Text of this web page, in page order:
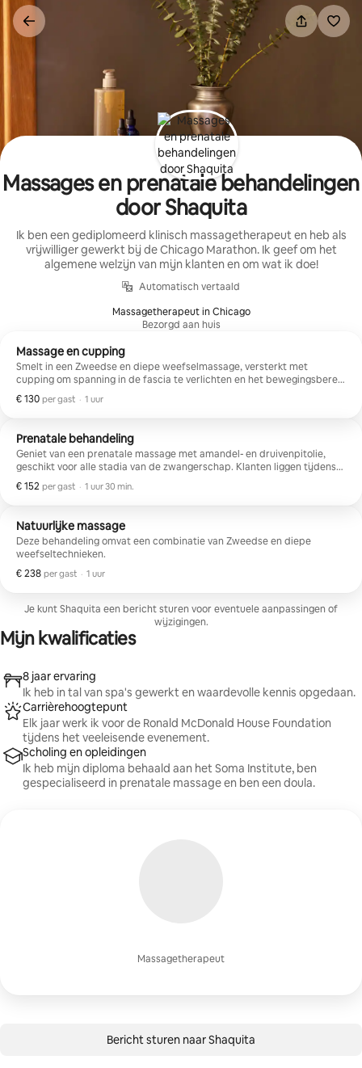
direct
naar
Massages en prenatale behandelingen
door Shaquita
Ik ben een gediplomeerd klinisch massagetherapeut en heb als
vrijwilliger gewerkt bij de Chicago Marathon. Ik geef om het
algemene welzijn van mijn klanten en om wat ik doe!
Automatisch vertaald
Massagetherapeut in Chicago
Bezorgd aan huis
Massage en cupping
Smelt in een Zweedse en diepe weefselmassage, versterkt met
cupping om spanning in de fascia te verlichten en het bewegingsbereik
te verbeteren.
€ 130 per gast
€ 130 per gast
, · 1 uur
Prenatale behandeling
Geniet van een prenatale massage met amandel- en druivenpitolie,
geschikt voor alle stadia van de zwangerschap. Klanten liggen tijdens
de sessie op hun rug of zij.
€ 152 per gast
€ 152 per gast
, · 1 uur 30 min.
Natuurlijke massage
Deze behandeling omvat een combinatie van Zweedse en diepe
weefseltechnieken.
€ 238 per gast
€ 238 per gast
, · 1 uur
Je kunt Shaquita een bericht sturen voor eventuele aanpassingen of
wijzigingen.
Mijn kwalificaties
Massagetherapeut
8 jaar ervaring
Ik heb in tal van spa's gewerkt en waardevolle kennis opgedaan.
Carrièrehoogtepunt
Elk jaar werk ik voor de Ronald McDonald House Foundation
tijdens het veeleisende evenement.
Scholing en opleidingen
Ik heb mijn diploma behaald aan het Soma Institute, ben
gespecialiseerd in prenatale massage en ben een doula.
Bericht sturen naar Shaquita